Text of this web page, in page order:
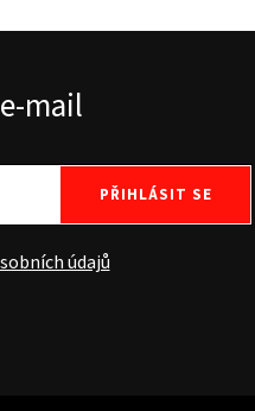
mail
údajů
PŘIHLÁSIT SE